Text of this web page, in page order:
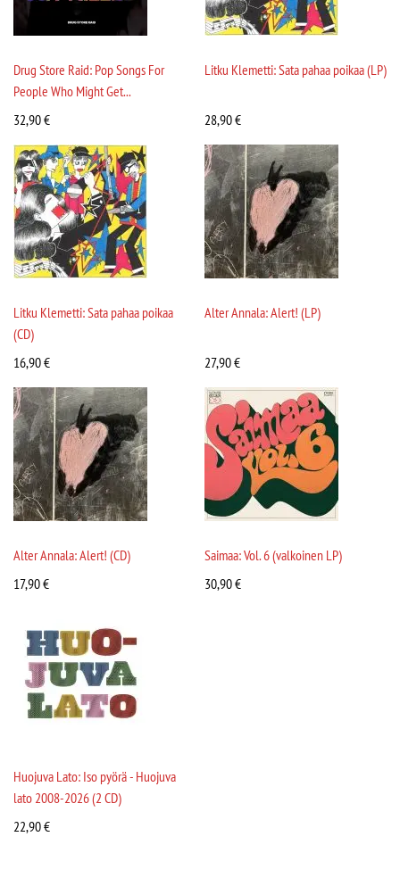
Drug Store Raid: Pop Songs For
People Who Might Get...
32,90€
Litku Klemetti: Sata pahaa poikaa (LP)
28,90€
Litku Klemetti: Sata pahaa poikaa
(CD)
16,90€
Alter Annala: Alert! (LP)
27,90€
Alter Annala: Alert! (CD)
17,90€
Saimaa: Vol. 6 (valkoinen LP)
30,90€
Huojuva Lato: Iso pyörä - Huojuva
lato 2008-2026 (2 CD)
22,90€